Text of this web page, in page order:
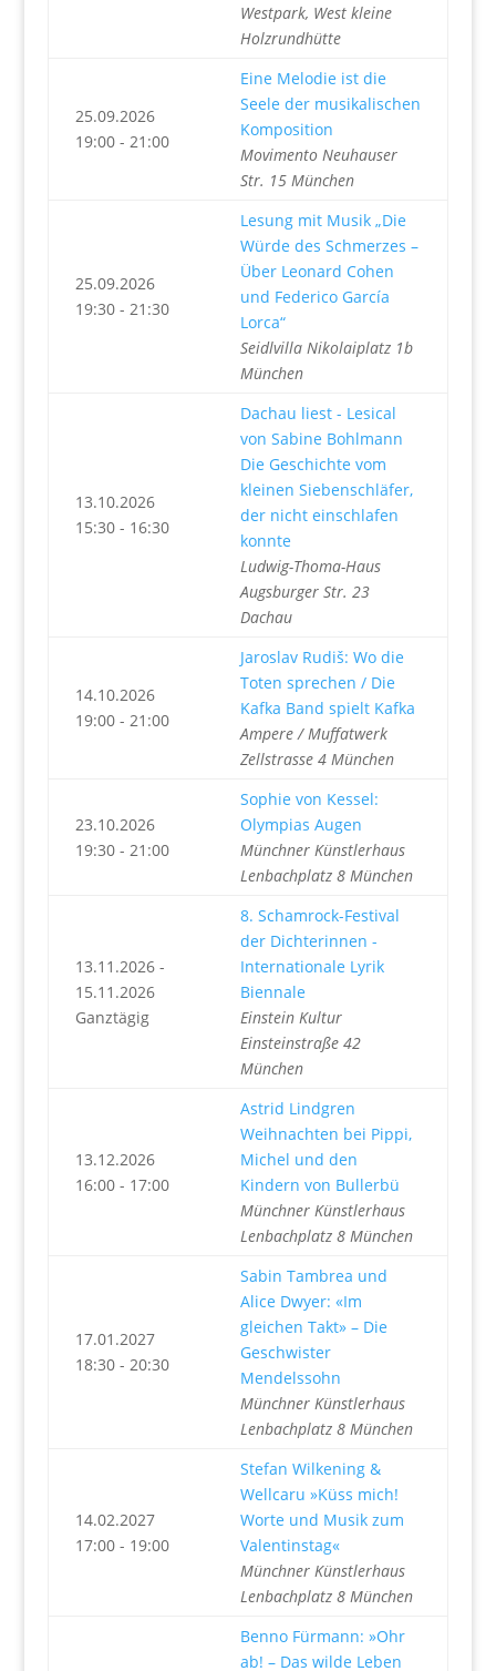
Westpark, West kleine
Holzrundhütte
25.09.2026
19:00 - 21:00
Eine Melodie ist die
Seele der musikalischen
Komposition
Movimento Neuhauser
Str. 15 München
25.09.2026
19:30 - 21:30
Lesung mit Musik „Die
Würde des Schmerzes –
Über Leonard Cohen
und Federico García
Lorca“
Seidlvilla Nikolaiplatz 1b
München
13.10.2026
15:30 - 16:30
Dachau liest - Lesical
von Sabine Bohlmann
Die Geschichte vom
kleinen Siebenschläfer,
der nicht einschlafen
konnte
Ludwig-Thoma-Haus
Augsburger Str. 23
Dachau
14.10.2026
19:00 - 21:00
Jaroslav Rudiš: Wo die
Toten sprechen / Die
Kafka Band spielt Kafka
Ampere / Muffatwerk
Zellstrasse 4 München
23.10.2026
19:30 - 21:00
Sophie von Kessel:
Olympias Augen
Münchner Künstlerhaus
Lenbachplatz 8 München
13.11.2026 -
15.11.2026
Ganztägig
8. Schamrock-Festival
der Dichterinnen -
Internationale Lyrik
Biennale
Einstein Kultur
Einsteinstraße 42
München
13.12.2026
16:00 - 17:00
Astrid Lindgren
Weihnachten bei Pippi,
Michel und den
Kindern von Bullerbü
Münchner Künstlerhaus
Lenbachplatz 8 München
17.01.2027
18:30 - 20:30
Sabin Tambrea und
Alice Dwyer: «Im
gleichen Takt» – Die
Geschwister
Mendelssohn
Münchner Künstlerhaus
Lenbachplatz 8 München
14.02.2027
17:00 - 19:00
Stefan Wilkening &
Wellcaru »Küss mich!
Worte und Musik zum
Valentinstag«
Münchner Künstlerhaus
Lenbachplatz 8 München
Benno Fürmann: »Ohr
ab! – Das wilde Leben